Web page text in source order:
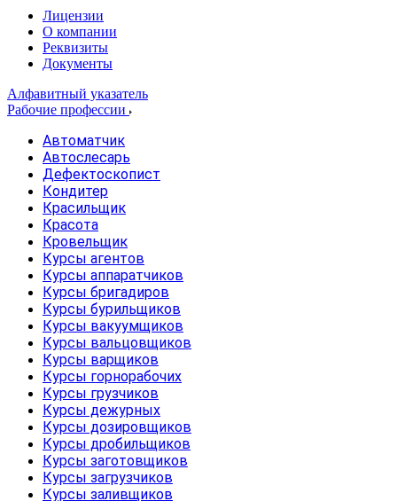
Лицензии
О компании
Реквизиты
Документы
Алфавитный указатель
Рабочие профессии
Автоматчик
Автослесарь
Дефектоскопист
Кондитер
Красильщик
Красота
Кровельщик
Курсы агентов
Курсы аппаратчиков
Курсы бригадиров
Курсы бурильщиков
Курсы вакуумщиков
Курсы вальцовщиков
Курсы варщиков
Курсы горнорабочих
Курсы грузчиков
Курсы дежурных
Курсы дозировщиков
Курсы дробильщиков
Курсы заготовщиков
Курсы загрузчиков
Курсы заливщиков